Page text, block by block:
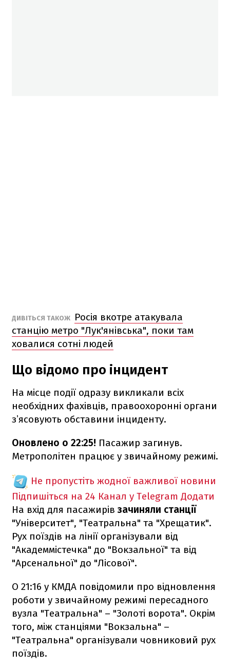
ДИВІТЬСЯ ТАКОЖ
Росія вкотре атакувала
станцію метро "Лук'янівська", поки там
ховалися сотні людей
Що відомо про інцидент
На місце події одразу викликали всіх
необхідних фахівців, правоохоронні органи
зʼясовують обставини інциденту.
Оновлено о 22:25! Пасажир загинув.
Метрополітен працює у звичайному режимі.
Не пропустіть жодної важливої новини
Підпишіться на 24 Канал у Telegram Додати
На вхід для пасажирівзачиняли станції
"Університет", "Театральна" та "Хрещатик".
Рух поїздів на лінії організували від
"Академмістечка" до "Вокзальної" та від
"Арсенальної" до "Лісової".
О 21:16 у КМДА повідомили про відновлення
роботи у звичайному режимі пересадного
вузла "Театральна" – "Золоті ворота". Окрім
того, між станціями "Вокзальна" –
"Театральна" організували човниковий рух
поїздів.